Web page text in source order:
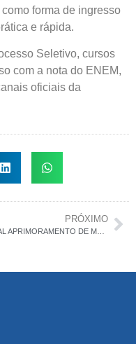
forma de ingresso
e rápida.
Seletivo, cursos
com a nota do ENEM,
oficiais da
PRÓXIMO
EDITAL APRIMORAMENTO DE MEDICINA VETERINÁRIA NÍVEL AP1 / TURMA 2026